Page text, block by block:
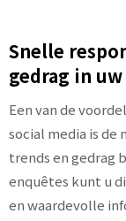
Snelle
gedrag in
Een van de
social media is
trends en gedrag
enquêtes kunt u
en waardevolle